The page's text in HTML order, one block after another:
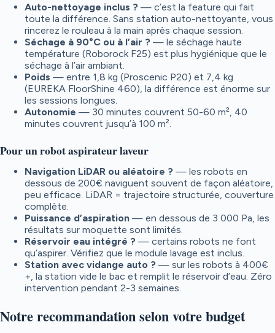
Auto-nettoyage inclus ? — c’est la feature qui fait
toute la différence. Sans station auto-nettoyante, vous
rincerez le rouleau à la main après chaque session.
Séchage à 90°C ou à l’air ? — le séchage haute
température (Roborock F25) est plus hygiénique que le
séchage à l’air ambiant.
Poids — entre 1,8 kg (Proscenic P20) et 7,4 kg
(EUREKA FloorShine 460), la différence est énorme sur
les sessions longues.
Autonomie — 30 minutes couvrent 50-60 m², 40
minutes couvrent jusqu’à 100 m².
Pour un robot aspirateur laveur
Navigation LiDAR ou aléatoire ? — les robots en
dessous de 200€ naviguent souvent de façon aléatoire,
peu efficace. LiDAR = trajectoire structurée, couverture
complète.
Puissance d’aspiration — en dessous de 3 000 Pa, les
résultats sur moquette sont limités.
Réservoir eau intégré ? — certains robots ne font
qu’aspirer. Vérifiez que le module lavage est inclus.
Station avec vidange auto ? — sur les robots à 400€
+, la station vide le bac et remplit le réservoir d’eau. Zéro
intervention pendant 2-3 semaines.
Notre recommandation selon votre budget